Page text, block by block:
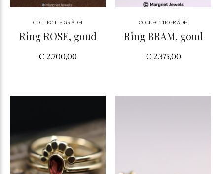
COLLECTIE GRÀDH
Ring ROSE, goud
€ 2.700,00
COLLECTIE GRÀDH
Ring BRAM, goud
€ 2.375,00